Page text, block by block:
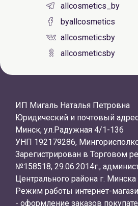
allcosmetics_by
byallcosmetics
allcosmeticsby
allcosmeticsby
ИП Мигаль Наталья Петровна
Юридический и почтовый
Минск, ул.Радужная 4/1-136
УНП 192179286,
Зарегистрирован в Торговом
№158518, 29.06.2014г.,
Центрального района г. Минска
Режим работы интернет-
- оформление заказов